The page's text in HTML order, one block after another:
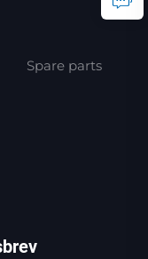
Spare parts